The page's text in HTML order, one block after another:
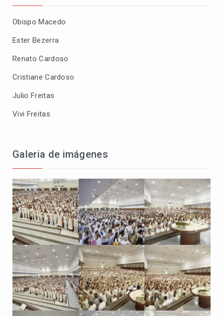
Obispo Macedo
Ester Bezerra
Renato Cardoso
Cristiane Cardoso
Julio Freitas
Vivi Freitas
Galeria de imágenes